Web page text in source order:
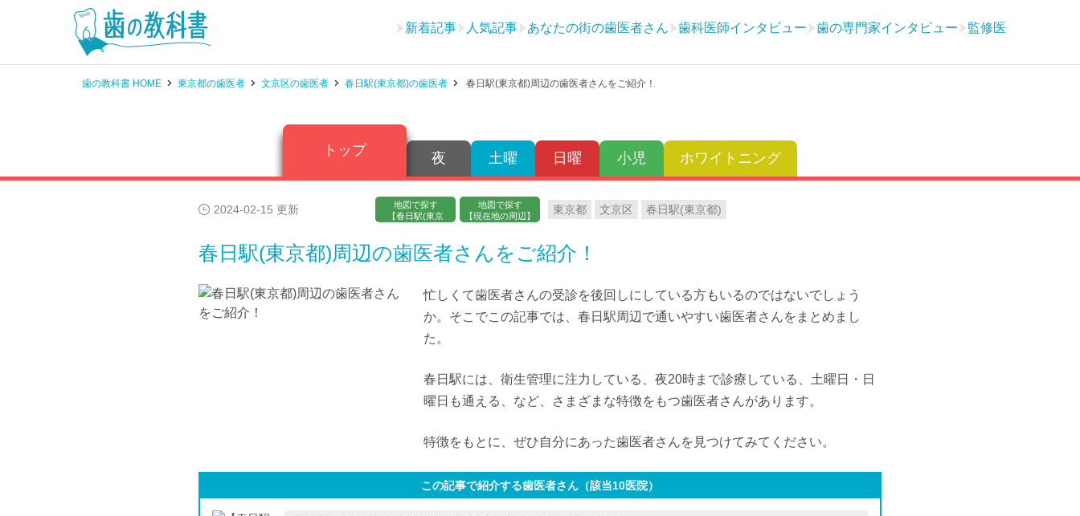
新着記事 人気記事 あなたの街の歯医者さん 歯科医師インタビュー 歯の専門家インタビュー 監修医
歯の教科書 HOME 東京都の歯医者 文京区の歯医者 春日駅(東京都)の歯医者 春日駅(東京都)周辺の歯医者さんをご紹介！
トップ 夜 土曜 日曜 小児 ホワイトニング
2024-02-15 更新
地図で探す
【春日駅(東京
地図で探す
【現在地の周辺】
東京都 文京区 春日駅(東京都)
春日駅(東京都)周辺の歯医者さんをご紹介！
忙しくて歯医者さんの受診を後回しにしている方もいるのではないでしょう
か。そこでこの記事では、春日駅周辺で通いやすい歯医者さんをまとめまし
た。
春日駅には、衛生管理に注力している、夜20時まで診療している、土曜日・日
曜日も通える、など、さまざまな特徴をもつ歯医者さんがあります。
特徴をもとに、ぜひ自分にあった歯医者さんを見つけてみてください。
この記事で紹介する歯医者さん（該当10医院）